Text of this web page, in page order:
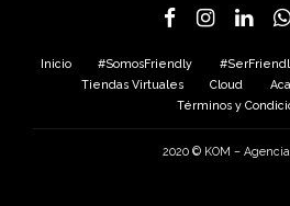
Inicio #SomosFriendly
Tiendas Virtuales
Cloud
Términos y
2020 © KOM –